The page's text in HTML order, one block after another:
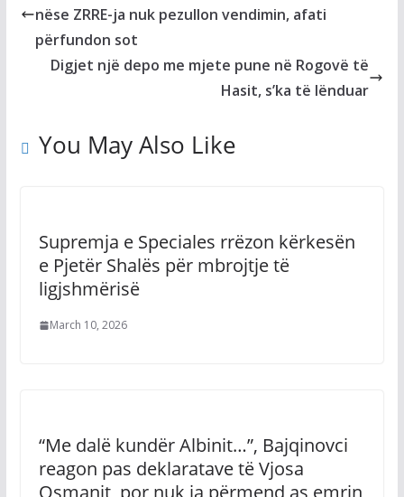
nëse ZRRE-ja nuk pezullon vendimin, afati
përfundon sot
Digjet një depo me mjete pune në Rogovë të
Hasit, s’ka të lënduar
You May Also Like
Supremja e Speciales rrëzon kërkesën
e Pjetër Shalës për mbrojtje të
ligjshmërisë
March 10, 2026
“Me dalë kundër Albinit…”, Bajqinovci
reagon pas deklaratave të Vjosa
Osmanit, por nuk ia përmend as emrin